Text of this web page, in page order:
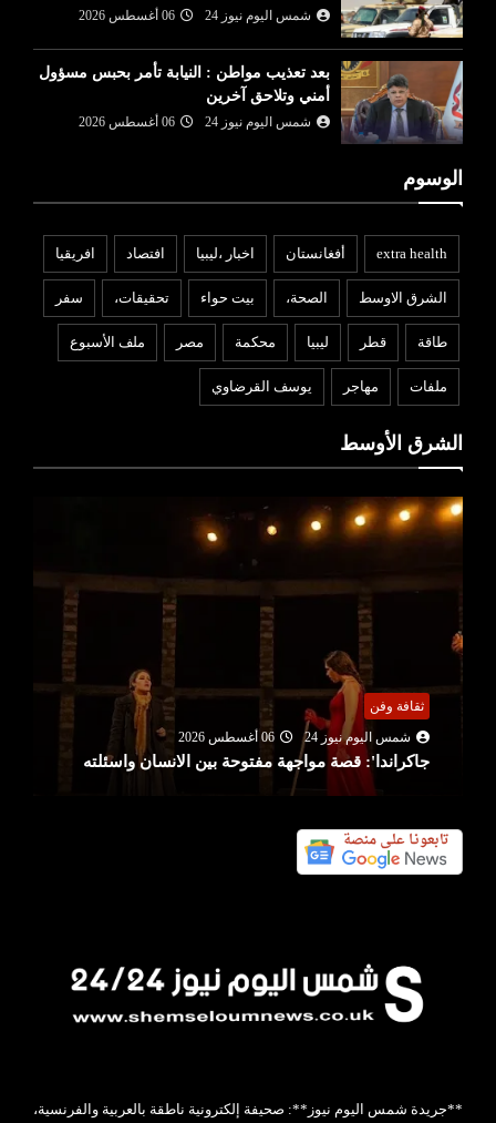
شمس اليوم نيوز 24 06 أغسطس 2026
بعد تعذيب مواطن : النيابة تأمر بحبس مسؤول
أمني وتلاحق آخرين
شمس اليوم نيوز 24 06 أغسطس 2026
الوسوم
extra health أفغانستان اخبار ،ليبيا افتصاد افريقيا
الشرق الاوسط الصحة، بيت حواء تحقيقات، سفر
طاقة قطر ليبيا محكمة مصر ملف الأسبوع
ملفات مهاجر يوسف القرضاوي
الشرق الأوسط
ثقافة وفن
شمس اليوم نيوز 24
06 أغسطس 2026
جاكراندا': قصة مواجهة مفتوحة بين الانسان واسئلته
**جريدة شمس اليوم نيوز**: صحيفة إلكترونية ناطقة بالعربية والفرنسية،